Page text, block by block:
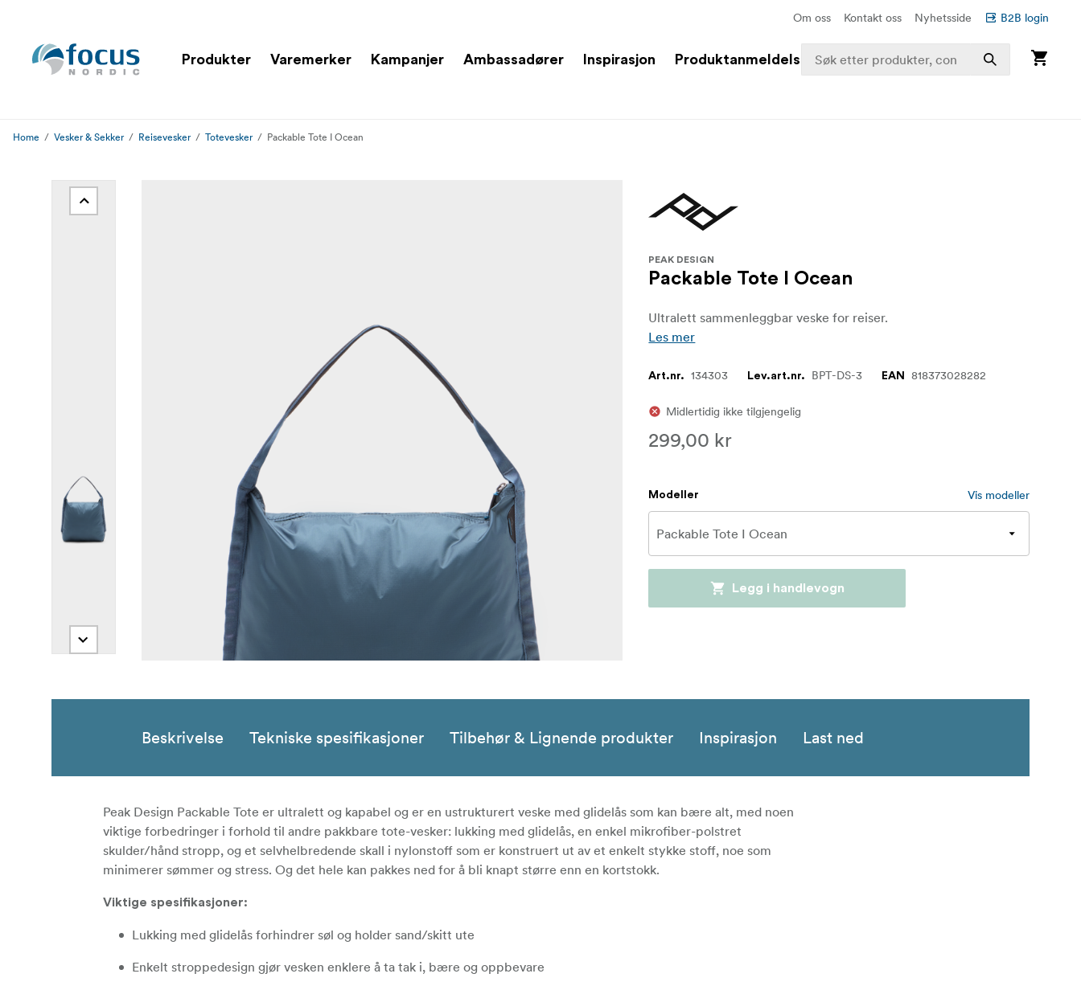
Om oss Kontakt oss Nyhetsside B2B login
Produkter Varemerker Kampanjer Ambassadører Inspirasjon Produktanmeldelser
Home Vesker & Sekker Reisevesker Totevesker Packable Tote I Ocean
PEAK DESIGN
Packable Tote I Ocean
Ultralett sammenleggbar veske for reiser.
Les mer
Art.nr. 134303 Lev.art.nr. BPT-DS-3 EAN 818373028282
Midlertidig ikke tilgjengelig
299,00 kr
Modeller Vis modeller
Legg i handlevogn
Beskrivelse Tekniske spesifikasjoner Tilbehør & Lignende produkter Inspirasjon Last ned
Peak Design Packable Tote er ultralett og kapabel og er en ustrukturert veske med glidelås som kan bære alt, med noen
viktige forbedringer i forhold til andre pakkbare tote-vesker: lukking med glidelås, en enkel mikrofiber-polstret
skulder/hånd stropp, og et selvhelbredende skall i nylonstoff som er konstruert ut av et enkelt stykke stoff, noe som
minimerer sømmer og stress. Og det hele kan pakkes ned for å bli knapt større enn en kortstokk.
Viktige spesifikasjoner:
Lukking med glidelås forhindrer søl og holder sand/skitt ute
Enkelt stroppedesign gjør vesken enklere å ta tak i, bære og oppbevare